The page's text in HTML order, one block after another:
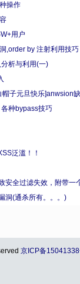
操作
用户
,order by 注射利用技巧
析与利用(一)
子元旦快乐]anwsion
种bypass技巧
泛滥！！
安全过滤失效，附带一
洞(通杀所有。。。)
京ICP备